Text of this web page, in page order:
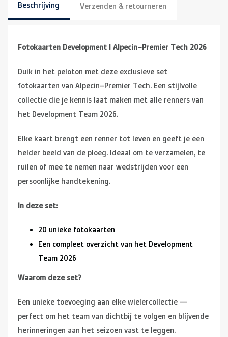
Beschrijving Verzenden & retourneren
Fotokaarten Development I Alpecin–Premier Tech 2026
Duik in het peloton met deze exclusieve set
fotokaarten van Alpecin–Premier Tech. Een stijlvolle
collectie die je kennis laat maken met alle renners van
het Development Team 2026.
Elke kaart brengt een renner tot leven en geeft je een
helder beeld van de ploeg. Ideaal om te verzamelen, te
ruilen of mee te nemen naar wedstrijden voor een
persoonlijke handtekening.
In deze set:
20 unieke fotokaarten
Een compleet overzicht van het Development
Team 2026
Waarom deze set?
Een unieke toevoeging aan elke wielercollectie —
perfect om het team van dichtbij te volgen en blijvende
herinneringen aan het seizoen vast te leggen.